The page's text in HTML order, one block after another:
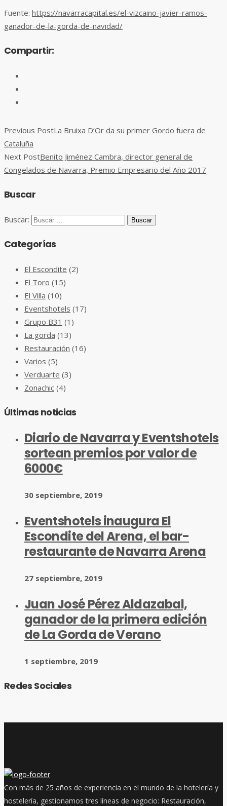
Fuente: https://navarracapital.es/el-vizcaino-javier-ramos-
ganador-de-la-gorda-de-navidad/
Compartir:
Previous PostLa Bruixa D’Or da su primer Gordo fuera de
Cataluña
Next PostBenito Jiménez Cambra, director general de
Congelados de Navarra, Premio Empresario del Año 2017
Buscar
Buscar:
Categorías
El Escondite (2)
El Toro (15)
El Villa (10)
Eventshotels (17)
Grupo B31 (1)
La gorda (13)
Restauración (16)
Varios (5)
Verduarte (3)
Zonachic (4)
Últimas noticias
Diario de Navarra y Eventshotels
sortean premios por valor de
6000€
30 septiembre, 2019
Eventshotels inaugura El
Escondite del Arena, el bar-
restaurante de Navarra Arena
27 septiembre, 2019
Juan José Pérez Aldazabal,
ganador de la primera edición
de La Gorda de Verano
1 septiembre, 2019
Redes Sociales
Con más de 25 años de experiencia en el mundo de la hotelería y
hostelería, gestionamos tres líneas de negocio: Restauración,